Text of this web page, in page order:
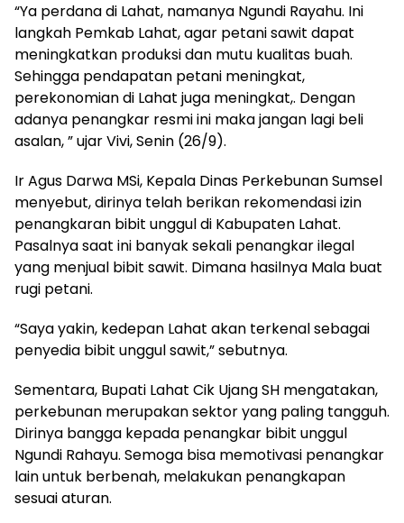
“Ya perdana di Lahat, namanya Ngundi Rayahu. Ini
langkah Pemkab Lahat, agar petani sawit dapat
meningkatkan produksi dan mutu kualitas buah.
Sehingga pendapatan petani meningkat,
perekonomian di Lahat juga meningkat,. Dengan
adanya penangkar resmi ini maka jangan lagi beli
asalan, ” ujar Vivi, Senin (26/9).
Ir Agus Darwa MSi, Kepala Dinas Perkebunan Sumsel
menyebut, dirinya telah berikan rekomendasi izin
penangkaran bibit unggul di Kabupaten Lahat.
Pasalnya saat ini banyak sekali penangkar ilegal
yang menjual bibit sawit. Dimana hasilnya Mala buat
rugi petani.
“Saya yakin, kedepan Lahat akan terkenal sebagai
penyedia bibit unggul sawit,” sebutnya.
Sementara, Bupati Lahat Cik Ujang SH mengatakan,
perkebunan merupakan sektor yang paling tangguh.
Dirinya bangga kepada penangkar bibit unggul
Ngundi Rahayu. Semoga bisa memotivasi penangkar
lain untuk berbenah, melakukan penangkapan
sesuai aturan.